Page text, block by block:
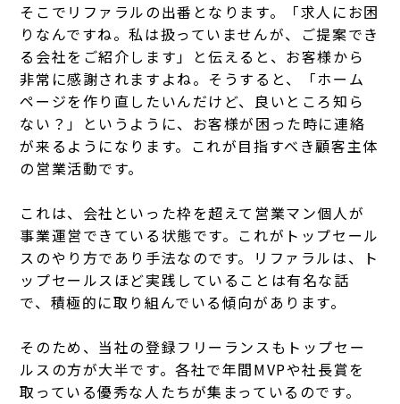
そこでリファラルの出番となります。「求人にお困
りなんですね。私は扱っていませんが、ご提案でき
る会社をご紹介します」と伝えると、お客様から
非常に感謝されますよね。そうすると、「ホーム
ページを作り直したいんだけど、良いところ知ら
ない？」というように、お客様が困った時に連絡
が来るようになります。これが目指すべき顧客主体
の営業活動です。
​​これは、会社といった枠を超えて営業マン個人が
事業運営できている状態です。これがトップセール
スのやり方であり手法なのです。リファラルは、ト
ップセールスほど実践していることは有名な話
で、積極的に取り組んでいる傾向があります。
そのため、当社の登録フリーランスもトップセー
ルスの方が大半です。各社で年間MVPや社長賞を
取っている優秀な人たちが集まっているのです。